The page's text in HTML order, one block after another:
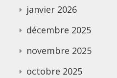
janvier 2026
décembre 2025
novembre 2025
octobre 2025